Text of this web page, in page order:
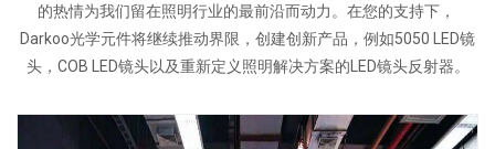
的热情为我们留在照明行业的最前沿而动力。在您的支持下，
Darkoo光学元件将继续推动界限，创建创新产品，例如5050 LED镜
头，COB LED镜头以及重新定义照明解决方案的LED镜头反射器。